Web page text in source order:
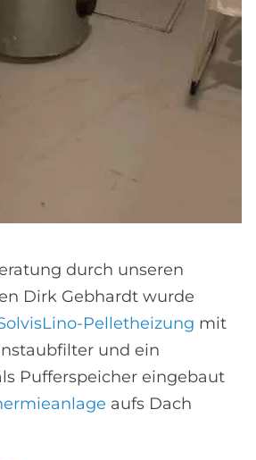
durch unseren
Dirk Gebhardt wurde
Pelletheizung mit
und ein
Pufferspeicher eingebaut
aufs Dach